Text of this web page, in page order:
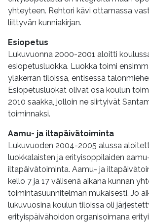
yhteyteen. Rehtori kävi ottamassa
liittyvän kunniakirjan.
Esiopetus
Lukuvuonna 2000-2001 aloitti
esiopetusluokka. Luokka toimi
yläkerran tiloissa, entisessä
Esiopetusluokat olivat osa koulun
2010 saakka, jolloin ne siirtyivät
toiminnaksi.
Aamu- ja iltapäivätoiminta
Lukuvuoden 2004-2005 alussa
luokkalaisten ja erityisoppilaiden
iltapäivätoiminta. Aamu- ja
kello 7 ja 17 välisenä aikana kunnan
toimintasuunnitelman mukaisesti. Jo
lukuvuosina koulun tiloissa oli
erityispäivähoidon organisoimana